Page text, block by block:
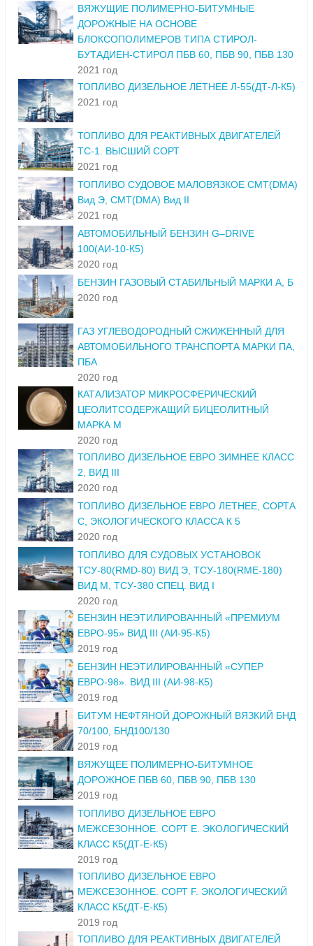
ВЯЖУЩИЕ ПОЛИМЕРНО-БИТУМНЫЕ
ДОРОЖНЫЕ НА ОСНОВЕ
БЛОКСОПОЛИМЕРОВ ТИПА СТИРОЛ-
БУТАДИЕН-СТИРОЛ ПБВ 60, ПБВ 90, ПБВ 130
2021 год
ТОПЛИВО ДИЗЕЛЬНОЕ ЛЕТНЕЕ Л-55(ДТ-Л-К5)
2021 год
ТОПЛИВО ДЛЯ РЕАКТИВНЫХ ДВИГАТЕЛЕЙ
ТС-1. ВЫСШИЙ СОРТ
2021 год
ТОПЛИВО СУДОВОЕ МАЛОВЯЗКОЕ СМТ(DMA)
Вид Э, СМТ(DMA) Вид II
2021 год
АВТОМОБИЛЬНЫЙ БЕНЗИН G–DRIVE
100(АИ-10-К5)
2020 год
БЕНЗИН ГАЗОВЫЙ СТАБИЛЬНЫЙ МАРКИ А, Б
2020 год
ГАЗ УГЛЕВОДОРОДНЫЙ СЖИЖЕННЫЙ ДЛЯ
АВТОМОБИЛЬНОГО ТРАНСПОРТА МАРКИ ПА,
ПБА
2020 год
КАТАЛИЗАТОР МИКРОСФЕРИЧЕСКИЙ
ЦЕОЛИТСОДЕРЖАЩИЙ БИЦЕОЛИТНЫЙ
МАРКА М
2020 год
ТОПЛИВО ДИЗЕЛЬНОЕ ЕВРО ЗИМНЕЕ КЛАСС
2, ВИД III
2020 год
ТОПЛИВО ДИЗЕЛЬНОЕ ЕВРО ЛЕТНЕЕ, СОРТА
С, ЭКОЛОГИЧЕСКОГО КЛАССА К 5
2020 год
ТОПЛИВО ДЛЯ СУДОВЫХ УСТАНОВОК
ТСУ-80(RMD-80) ВИД Э, ТСУ-180(RME-180)
ВИД М, ТСУ-380 СПЕЦ. ВИД I
2020 год
БЕНЗИН НЕЭТИЛИРОВАННЫЙ «ПРЕМИУМ
ЕВРО-95» ВИД III (АИ-95-К5)
2019 год
БЕНЗИН НЕЭТИЛИРОВАННЫЙ «СУПЕР
ЕВРО-98». ВИД III (АИ-98-К5)
2019 год
БИТУМ НЕФТЯНОЙ ДОРОЖНЫЙ ВЯЗКИЙ БНД
70/100, БНД100/130
2019 год
ВЯЖУЩЕЕ ПОЛИМЕРНО-БИТУМНОЕ
ДОРОЖНОЕ ПБВ 60, ПБВ 90, ПБВ 130
2019 год
ТОПЛИВО ДИЗЕЛЬНОЕ ЕВРО
МЕЖСЕЗОННОЕ. СОРТ Е. ЭКОЛОГИЧЕСКИЙ
КЛАСС К5(ДТ-Е-К5)
2019 год
ТОПЛИВО ДИЗЕЛЬНОЕ ЕВРО
МЕЖСЕЗОННОЕ. СОРТ F. ЭКОЛОГИЧЕСКИЙ
КЛАСС К5(ДТ-Е-К5)
2019 год
ТОПЛИВО ДЛЯ РЕАКТИВНЫХ ДВИГАТЕЛЕЙ